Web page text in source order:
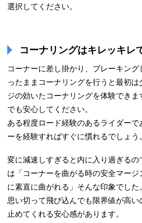
選択してください。
コーナリングはキレッキレ
コーナーに差し掛かり、ブレーキン
ったままコーナリングを行うと最初は
ジの効いたコーナリングを体験できま
でも安心してください。
ある程度ロード経験のあるライダーで
ーを経験すればすぐに慣れるでしょう
変に減速しすぎると内に入り過ぎるの
は「コーナーを曲がる時の安全マージ
に素直に曲がれる」そんな印象でした
思い切って飛び込んでも限界値が高い
止めてくれる安心感があります。